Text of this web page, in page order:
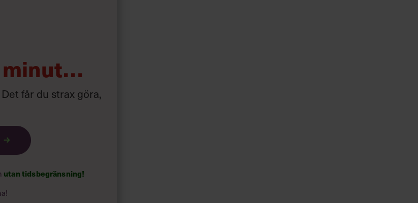
av pandemin”
minut…
får du strax göra,
utan tidsbegränsning!